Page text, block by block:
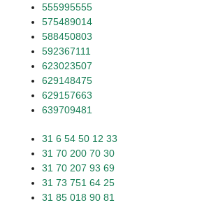
555995555
575489014
588450803
592367111
623023507
629148475
629157663
639709481
31 6 54 50 12 33
31 70 200 70 30
31 70 207 93 69
31 73 751 64 25
31 85 018 90 81